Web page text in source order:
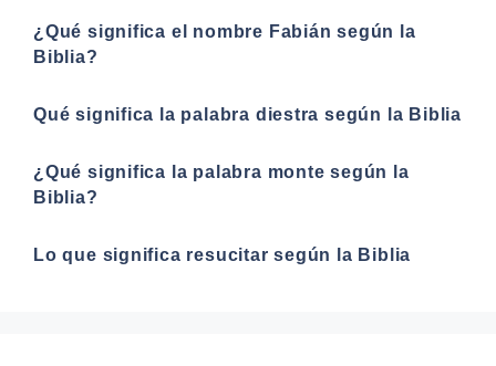
¿Qué significa el nombre Fabián según la
Biblia?
Qué significa la palabra diestra según la Biblia
¿Qué significa la palabra monte según la
Biblia?
Lo que significa resucitar según la Biblia